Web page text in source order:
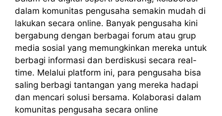
dalam komunitas pengusaha semakin mudah di
lakukan secara online. Banyak pengusaha kini
bergabung dengan berbagai forum atau grup
media sosial yang memungkinkan mereka untuk
berbagi informasi dan berdiskusi secara real-
time. Melalui platform ini, para pengusaha bisa
saling berbagi tantangan yang mereka hadapi
dan mencari solusi bersama. Kolaborasi dalam
komunitas pengusaha secara online